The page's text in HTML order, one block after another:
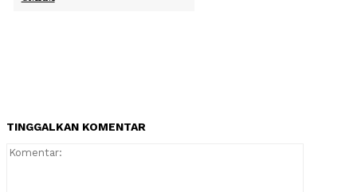
TINGGALKAN KOMENTAR